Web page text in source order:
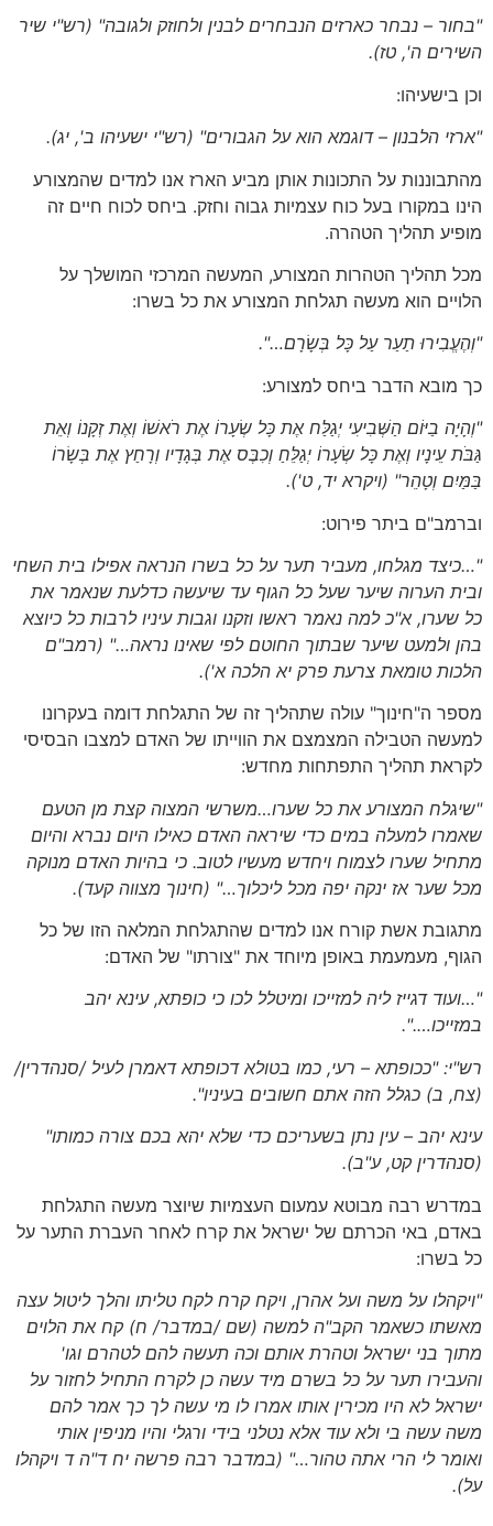
"בחור – נבחר כארזים הנבחרים לבנין ולחוזק ולגובה" (רש"י שיר
השירים ה', טז).
וכן בישעיהו:
"ארזי הלבנון – דוגמא הוא על הגבורים" (רש"י ישעיהו ב', יג).
מהתבוננות על התכונות אותן מביע הארז אנו למדים שהמצורע
הינו במקורו בעל כוח עצמיות גבוה וחזק. ביחס לכוח חיים זה
מופיע תהליך הטהרה.
מכל תהליך הטהרות המצורע, המעשה המרכזי המושלך על
הלויים הוא מעשה תגלחת המצורע את כל בשרו:
"וְהֶעֱבִירוּ תַעַר עַל כָּל בְּשָׂרָם…".
כך מובא הדבר ביחס למצורע:
"וְהָיָה בַיּוֹם הַשְּׁבִיעִי יְגַלַּח אֶת כָּל שְׂעָרוֹ אֶת רֹאשׁוֹ וְאֶת זְקָנוֹ וְאֵת
גַּבֹּת עֵינָיו וְאֶת כָּל שְׂעָרוֹ יְגַלֵּחַ וְכִבֶּס אֶת בְּגָדָיו וְרָחַץ אֶת בְּשָׂרוֹ
בַּמַּיִם וְטָהֵר" (ויקרא יד, ט').
וברמב"ם ביתר פירוט:
"…כיצד מגלחו, מעביר תער על כל בשרו הנראה אפילו בית השחי
ובית הערוה שיער שעל כל הגוף עד שיעשה כדלעת שנאמר את
כל שערו, א"כ למה נאמר ראשו וזקנו וגבות עיניו לרבות כל כיוצא
בהן ולמעט שיער שבתוך החוטם לפי שאינו נראה…" (רמב"ם
הלכות טומאת צרעת פרק יא הלכה א').
מספר ה"חינוך" עולה שתהליך זה של התגלחת דומה בעקרונו
למעשה הטבילה המצמצם את הווייתו של האדם למצבו הבסיסי
לקראת תהליך התפתחות מחדש:
"שיגלח המצורע את כל שערו…משרשי המצוה קצת מן הטעם
שאמרו למעלה במים כדי שיראה האדם כאילו היום נברא והיום
מתחיל שערו לצמוח ויחדש מעשיו לטוב. כי בהיות האדם מנוקה
מכל שער אז ינקה יפה מכל ליכלוך…" (חינוך מצווה קעד).
מתגובת אשת קורח אנו למדים שהתגלחת המלאה הזו של כל
הגוף, מעמעמת באופן מיוחד את "צורתו" של האדם:
"…ועוד דגייז ליה למזייכו ומיטלל לכו כי כופתא, עינא יהב
במזייכו….".
רש"י: "ככופתא – רעי, כמו בטולא דכופתא דאמרן לעיל/סנהדרין/
(צח, ב) כגלל הזה אתם חשובים בעיניו".
עינא יהב – עין נתן בשעריכם כדי שלא יהא בכם צורה כמותו"
(סנהדרין קט, ע"ב).
במדרש רבה מבוטא עמעום העצמיות שיוצר מעשה התגלחת
באדם, באי הכרתם של ישראל את קרח לאחר העברת התער על
כל בשרו:
"ויקהלו על משה ועל אהרן, ויקח קרח לקח טליתו והלך ליטול עצה
מאשתו כשאמר הקב"ה למשה (שם /במדבר/ ח) קח את הלוים
מתוך בני ישראל וטהרת אותם וכה תעשה להם לטהרם וגו'
והעבירו תער על כל בשרם מיד עשה כן לקרח התחיל לחזור על
ישראל לא היו מכירין אותו אמרו לו מי עשה לך כך אמר להם
משה עשה בי ולא עוד אלא נטלני בידי ורגלי והיו מניפין אותי
ואומר לי הרי אתה טהור…" (במדבר רבה פרשה יח ד"ה ד ויקהלו
על).